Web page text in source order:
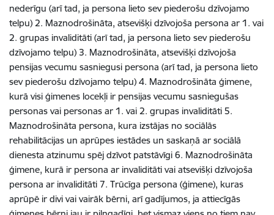
nederīgu (arī tad, ja persona lieto sev piederošu dzīvojamo
telpu) 2. Maznodrošināta, atsevišķi dzīvojoša persona ar 1. vai
2. grupas invaliditāti (arī tad, ja persona lieto sev piederošu
dzīvojamo telpu) 3. Maznodrošināta, atsevišķi dzīvojoša
pensijas vecumu sasniegusi persona (arī tad, ja persona lieto
sev piederošu dzīvojamo telpu) 4. Maznodrošināta ģimene,
kurā visi ģimenes locekļi ir pensijas vecumu sasniegušas
personas vai personas ar 1. vai 2. grupas invaliditāti 5.
Maznodrošināta persona, kura izstājas no sociālās
rehabilitācijas un aprūpes iestādes un saskaņā ar sociālā
dienesta atzinumu spēj dzīvot patstāvīgi 6. Maznodrošināta
ģimene, kurā ir persona ar invaliditāti vai atsevišķi dzīvojoša
persona ar invaliditāti 7. Trūcīga persona (ģimene), kuras
aprūpē ir divi vai vairāk bērni, arī gadījumos, ja attiecīgās